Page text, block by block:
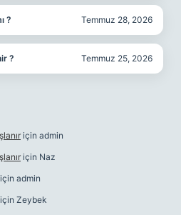
? Temmuz 28, 2026
? Temmuz 25, 2026
için admin
için Naz
için admin
için Zeybek